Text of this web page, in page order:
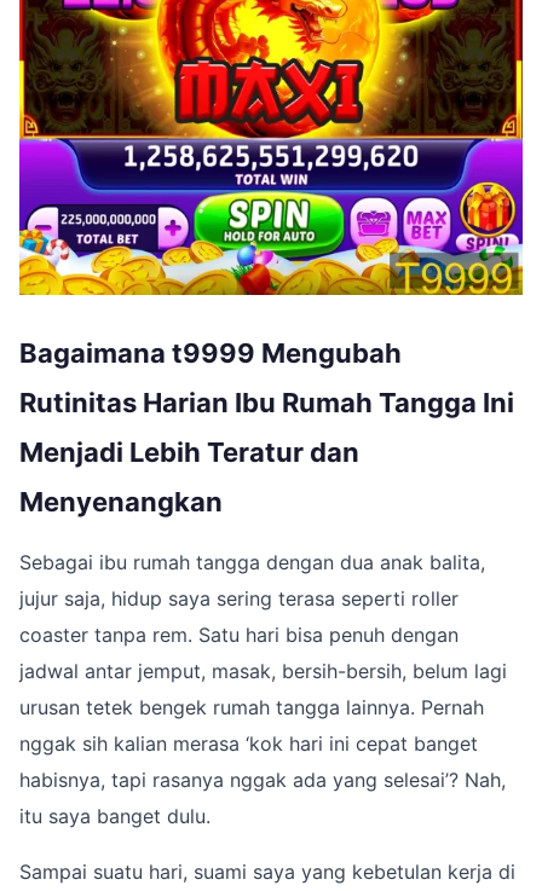
Bagaimana t9999 Mengubah
Rutinitas Harian Ibu Rumah Tangga Ini
Menjadi Lebih Teratur dan
Menyenangkan
Sebagai ibu rumah tangga dengan dua anak balita,
jujur saja, hidup saya sering terasa seperti roller
coaster tanpa rem. Satu hari bisa penuh dengan
jadwal antar jemput, masak, bersih-bersih, belum lagi
urusan tetek bengek rumah tangga lainnya. Pernah
nggak sih kalian merasa ‘kok hari ini cepat banget
habisnya, tapi rasanya nggak ada yang selesai’? Nah,
itu saya banget dulu.
Sampai suatu hari, suami saya yang kebetulan kerja di